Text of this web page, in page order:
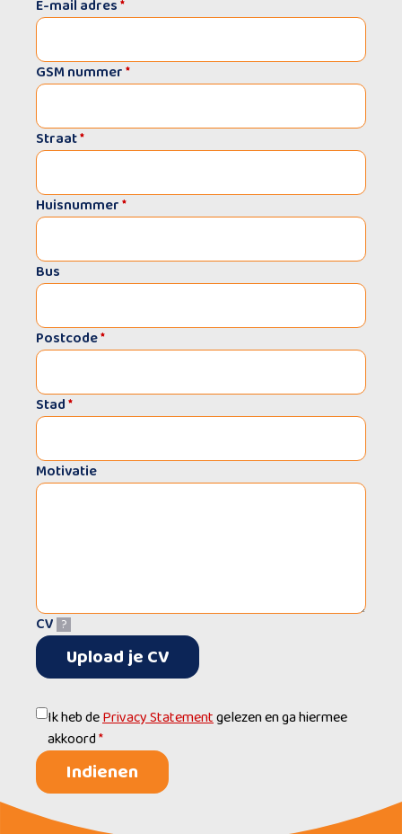
E-mail adres*
GSM nummer*
Straat*
Huisnummer*
Bus
Postcode*
Stad*
Motivatie
CV ?
Upload je CV
Ik heb dePrivacy Statementgelezen en ga hiermee
akkoord*
Indienen